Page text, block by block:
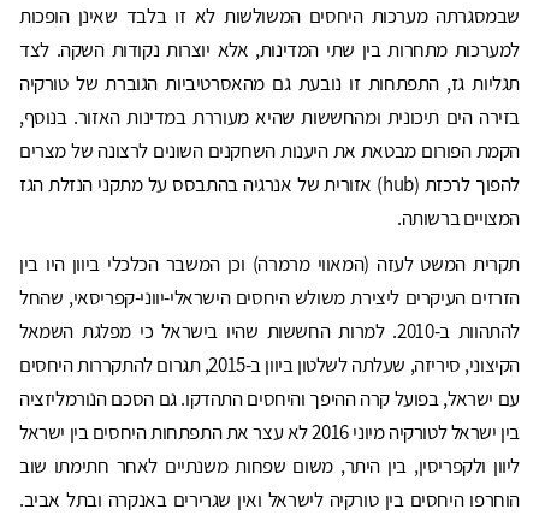
שבמסגרתה מערכות היחסים המשולשות לא זו בלבד שאינן הופכות
למערכות מתחרות בין שתי המדינות, אלא יוצרות נקודות השקה. לצד
תגליות גז, התפתחות זו נובעת גם מהאסרטיביות הגוברת של טורקיה
בזירה הים תיכונית ומהחששות שהיא מעוררת במדינות האזור. בנוסף,
הקמת הפורום מבטאת את היענות השחקנים השונים לרצונה של מצרים
להפוך לרכזת (hub) אזורית של אנרגיה בהתבסס על מתקני הנזלת הגז
המצויים ברשותה.
תקרית המשט לעזה (המאווי מרמרה) וכן המשבר הכלכלי ביוון היו בין
הזרזים העיקרים ליצירת משולש היחסים הישראלי-יווני-קפריסאי, שהחל
להתהוות ב-2010. למרות החששות שהיו בישראל כי מפלגת השמאל
הקיצוני, סיריזה, שעלתה לשלטון ביוון ב-2015, תגרום להתקררות היחסים
עם ישראל, בפועל קרה ההיפך והיחסים התהדקו. גם הסכם הנורמליזציה
בין ישראל לטורקיה מיוני 2016 לא עצר את התפתחות היחסים בין ישראל
ליוון ולקפריסין, בין היתר, משום שפחות משנתיים לאחר חתימתו שוב
הוחרפו היחסים בין טורקיה לישראל ואין שגרירים באנקרה ובתל אביב.